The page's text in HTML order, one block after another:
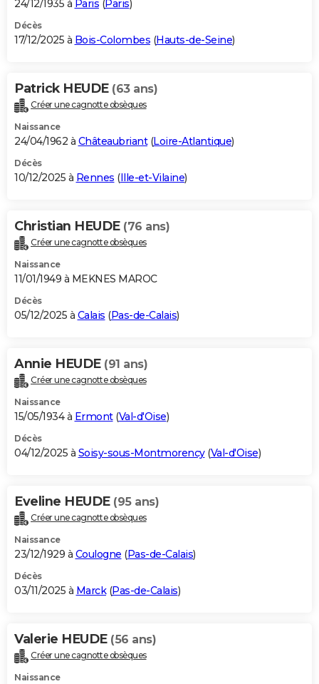
24/12/1935 à Paris (Paris)
Décès
17/12/2025 à Bois-Colombes (Hauts-de-Seine)
Patrick HEUDE (63 ans)
Créer une cagnotte obsèques
Naissance
24/04/1962 à Châteaubriant(Loire-Atlantique)
Décès
10/12/2025 à Rennes (Ille-et-Vilaine)
Christian HEUDE (76 ans)
Créer une cagnotte obsèques
Naissance
11/01/1949 à MEKNES MAROC
Décès
05/12/2025 à Calais (Pas-de-Calais)
Annie HEUDE (91 ans)
Créer une cagnotte obsèques
Naissance
15/05/1934 à Ermont(Val-d'Oise)
Décès
04/12/2025 à Soisy-sous-Montmorency(Val-d'Oise)
Eveline HEUDE (95 ans)
Créer une cagnotte obsèques
Naissance
23/12/1929 à Coulogne (Pas-de-Calais)
Décès
03/11/2025 à Marck(Pas-de-Calais)
Valerie HEUDE (56 ans)
Créer une cagnotte obsèques
Naissance